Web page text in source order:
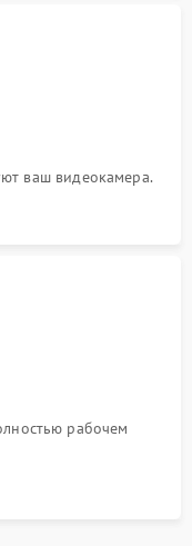
ваш видеокамера.
рабочем